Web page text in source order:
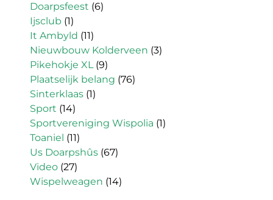
Doarpsfeest (6)
Ijsclub (1)
It Ambyld (11)
Nieuwbouw Kolderveen (3)
Pikehokje XL(9)
Plaatselijk belang (76)
Sinterklaas (1)
Sport (14)
Sportvereniging Wispolia (1)
Toaniel (11)
Us Doarpshûs (67)
Video (27)
Wispelweagen (14)